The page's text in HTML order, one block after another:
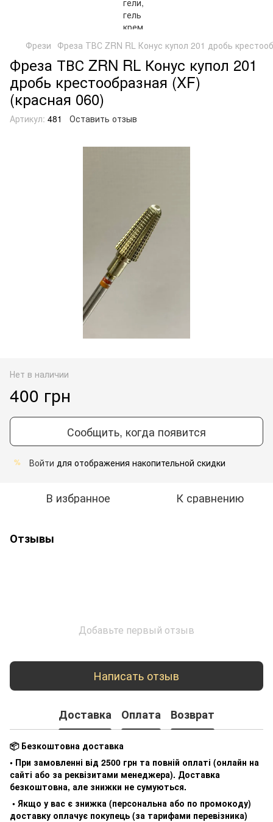
Фрези Фреза ТВС ZRN RL Конус купол 201 дробь
Фреза ТВС ZRN RL Конус купол 201
дробь крестообразная (XF)
(красная 060)
Артикул: 481 Оставить отзыв
Нет в наличии
400 грн
Сообщить, когда появится
% Войти для отображения накопительной скидки
В избранное К сравнению
Отзывы
Добавьте первый отзыв
Написать отзыв
Доставка Оплата Возврат
📦 Безкоштовна доставка
• При замовленні від 2500 грн та повній оплаті (онлайн на
сайті або за реквізитами менеджера). Доставка
безкоштовна, але знижки не сумуються.
• Якщо у вас є знижка (персональна або по промокоду)
доставку оплачує покупець (за тарифами перевізника)